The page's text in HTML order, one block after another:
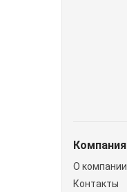
Компания
О компании
Контакты